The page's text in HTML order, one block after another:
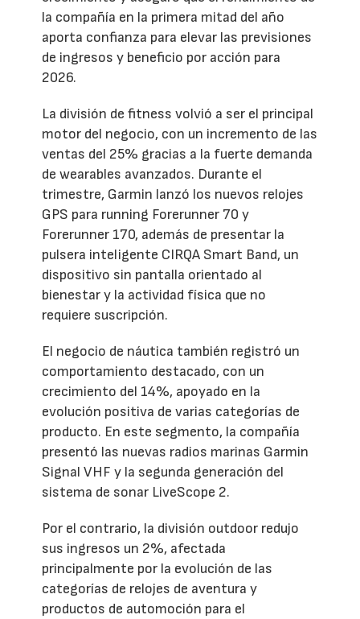
la compañía en la primera mitad del año
aporta confianza para elevar las previsiones
de ingresos y beneficio por acción para
2026.
La división de fitness volvió a ser el principal
motor del negocio, con un incremento de las
ventas del 25% gracias a la fuerte demanda
de wearables avanzados. Durante el
trimestre, Garmin lanzó los nuevos relojes
GPS para running Forerunner 70 y
Forerunner 170, además de presentar la
pulsera inteligente CIRQA Smart Band, un
dispositivo sin pantalla orientado al
bienestar y la actividad física que no
requiere suscripción.
El negocio de náutica también registró un
comportamiento destacado, con un
crecimiento del 14%, apoyado en la
evolución positiva de varias categorías de
producto. En este segmento, la compañía
presentó las nuevas radios marinas Garmin
Signal VHF y la segunda generación del
sistema de sonar LiveScope 2.
Por el contrario, la división outdoor redujo
sus ingresos un 2%, afectada
principalmente por la evolución de las
categorías de relojes de aventura y
productos de automoción para el